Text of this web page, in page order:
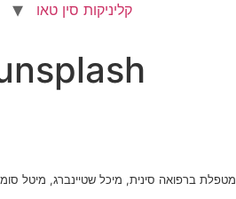
קליניקות סין טאו
מטפלת ברפואה סינית, מיכל שטיינברג, מיטל